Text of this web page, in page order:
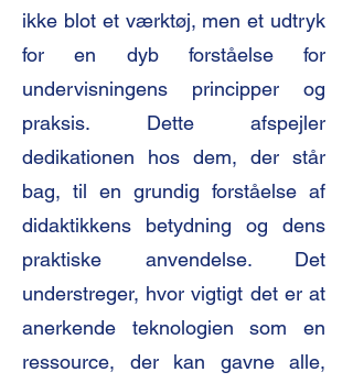
ikke blot et værktøj, men et udtryk
for en dyb forståelse for
undervisningens principper og
praksis. Dette afspejler
dedikationen hos dem, der står
bag, til en grundig forståelse af
didaktikkens betydning og dens
praktiske anvendelse. Det
understreger, hvor vigtigt det er at
anerkende teknologien som en
ressource, der kan gavne alle,